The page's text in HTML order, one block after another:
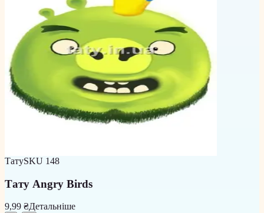
ТатуSKU 148
Тату Angry Birds
9,99 ₴Детальніше